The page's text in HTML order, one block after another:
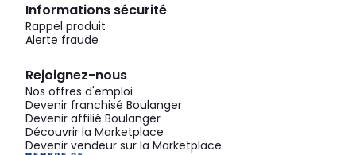
Informations sécurité
Rappel produit
Alerte fraude
Rejoignez-nous
Nos offres d'emploi
Devenir franchisé Boulanger
Devenir affilié Boulanger
Découvrir la Marketplace
Devenir vendeur sur la Marketplace